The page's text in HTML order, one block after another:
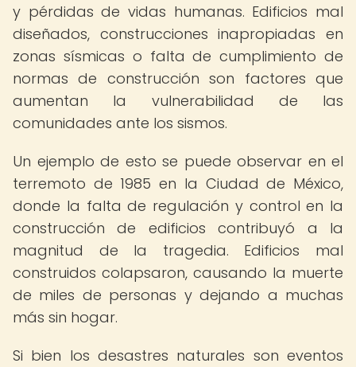
y pérdidas de vidas humanas. Edificios mal
diseñados, construcciones inapropiadas en
zonas sísmicas o falta de cumplimiento de
normas de construcción son factores que
aumentan la vulnerabilidad de las
comunidades ante los sismos.
Un ejemplo de esto se puede observar en el
terremoto de 1985 en la Ciudad de México,
donde la falta de regulación y control en la
construcción de edificios contribuyó a la
magnitud de la tragedia. Edificios mal
construidos colapsaron, causando la muerte
de miles de personas y dejando a muchas
más sin hogar.
Si bien los desastres naturales son eventos